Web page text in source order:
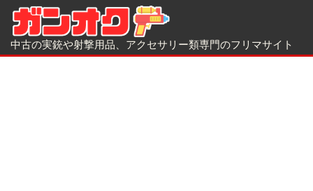
中古の実銃や射撃用品、アクセサリー類専門のフリマサイト